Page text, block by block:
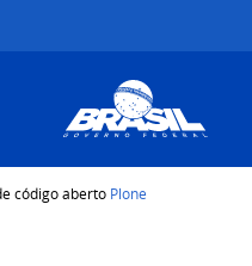
código aberto Plone